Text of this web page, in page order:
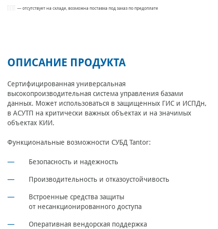
— отсутствует на складе, возможна поставка под заказ по предоплате
ОПИСАНИЕ ПРОДУКТА
Сертифицированная универсальная
высокопроизводительная система управления базами
данных. Может использоваться в защищенных ГИС и ИСПДн,
в АСУТП на критически важных объектах и на значимых
объектах КИИ.
Функциональные возможности СУБД Tantor:
Безопасность и надежность
Производительность и отказоустойчивость
Встроенные средства защиты
от несанкционированного доступа
Оперативная вендорская поддержка